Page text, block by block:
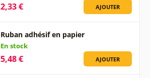
2,33 € AJOUTER
Ruban adhésif en papier
En stock
5,48 € AJOUTER